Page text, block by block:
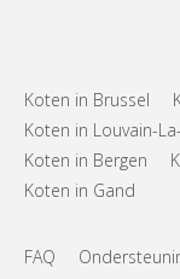
Koten in Brussel
Koten in Louvain-
Koten in Bergen
Koten in Gand
FAQ